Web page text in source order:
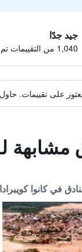
جيد جدًا
1,040 من التقييمات تم التحقق منها
على تقييمات.
مشابهة
في كانوا كويبرادا